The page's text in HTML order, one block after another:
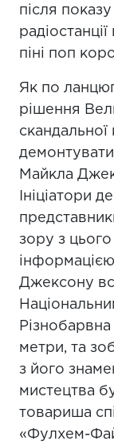
після
піні поп
Як по
рішення
скандальної
Майкла
Ініціатори
зору з
Джексону
метри, та
з його
мистецтва
товариша
«Фулхем-